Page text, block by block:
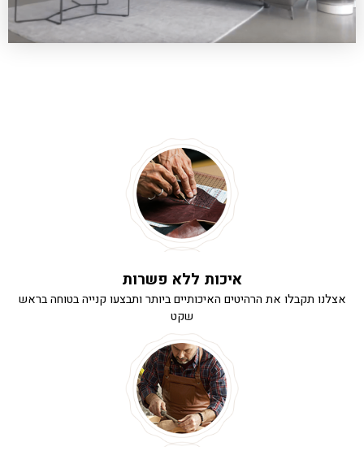
איכות ללא פשרות
אצלנו תקבלו את הרהיטים האיכותיים ביותר ותבצעו קנייה בטוחה בראש
שקט